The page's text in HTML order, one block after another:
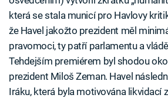
která se stala municí pro Havlovy
že Havel jakožto prezident měl
pravomoci, ty patří parlamentu a
Tehdejším premiérem byl shodou
prezident Miloš Zeman. Havel
Iráku, která byla motivována likvidací